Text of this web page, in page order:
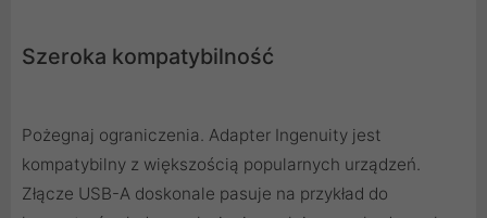
Szeroka kompatybilność
Pożegnaj ograniczenia. Adapter Ingenuity jest
kompatybilny z większością popularnych urządzeń.
Złącze USB-A doskonale pasuje na przykład do